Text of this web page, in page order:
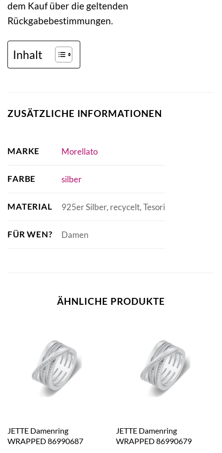
dem Kauf über die geltenden
Rückgabebestimmungen.
Inhalt
ZUSÄTZLICHE INFORMATIONEN
MARKE Morellato
FARBE silber
MATERIAL 925er Silber, recycelt, Tesori
FÜR WEN? Damen
ÄHNLICHE PRODUKTE
JETTE Damenring
WRAPPED 86990687
JETTE Damenring
WRAPPED 86990679